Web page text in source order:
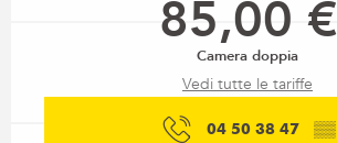
85,00 €
Camera doppia
Vedi tutte le tariffe
04 50 38 47 ▒▒